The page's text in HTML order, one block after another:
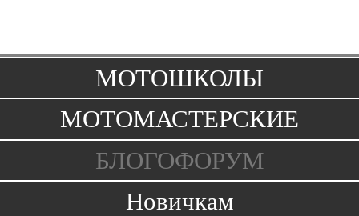
МОТОШКОЛЫ
МОТОМАСТЕРСКИЕ
БЛОГОФОРУМ
Новичкам